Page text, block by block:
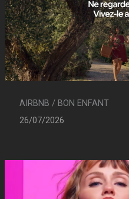
AIRBNB / BON ENFANT
26/07/2026